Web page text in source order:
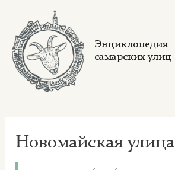
content
Энциклопедия
самарских улиц
Новомайская улица